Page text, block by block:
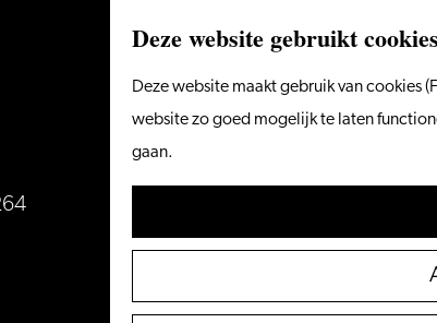
Deze website gebruikt cookies
Deze website maakt gebruik van cookies
website zo goed mogelijk te laten
gaan.